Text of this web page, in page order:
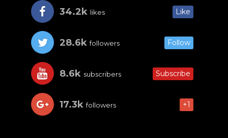
34.2k likes Like
28.6k followers Follow
8.6k subscribers Subscribe
17.3k followers +1